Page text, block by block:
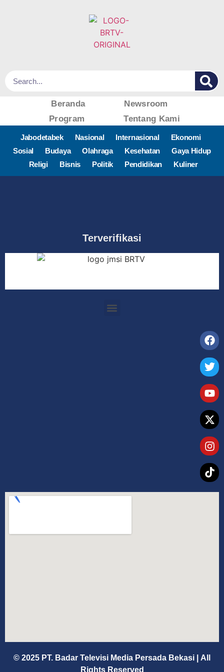
Beranda
Newsroom
Program
Tentang Kami
Jabodetabek Nasional Internasional
Ekonomi
Sosial
Budaya Olahraga Kesehatan
Gaya Hidup
Religi
Bisnis Politik Pendidikan Kuliner
Terverifikasi
© 2025 PT. Badar Televisi Media Persada Bekasi
All
Rights Reserved